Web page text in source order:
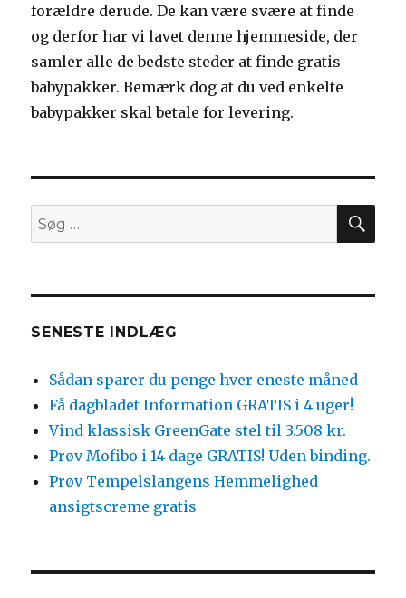
forældre derude. De kan være svære at finde
og derfor har vi lavet denne hjemmeside, der
samler alle de bedste steder at finde gratis
babypakker. Bemærk dog at du ved enkelte
babypakker skal betale for levering.
Søg
efter:
SENESTE INDLÆG
Sådan sparer du penge hver eneste måned
Få dagbladet Information GRATIS i 4 uger!
Vind klassisk GreenGate stel til 3.508 kr.
Prøv Mofibo i 14 dage GRATIS! Uden binding.
Prøv Tempelslangens Hemmelighed
ansigtscreme gratis